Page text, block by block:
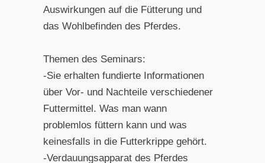
Auswirkungen auf die Fütterung und
das Wohlbefinden des Pferdes.
Themen des Seminars:
-Sie erhalten fundierte Informationen
über Vor- und Nachteile verschiedener
Futtermittel. Was man wann
problemlos füttern kann und was
keinesfalls in die Futterkrippe gehört.
-Verdauungsapparat des Pferdes